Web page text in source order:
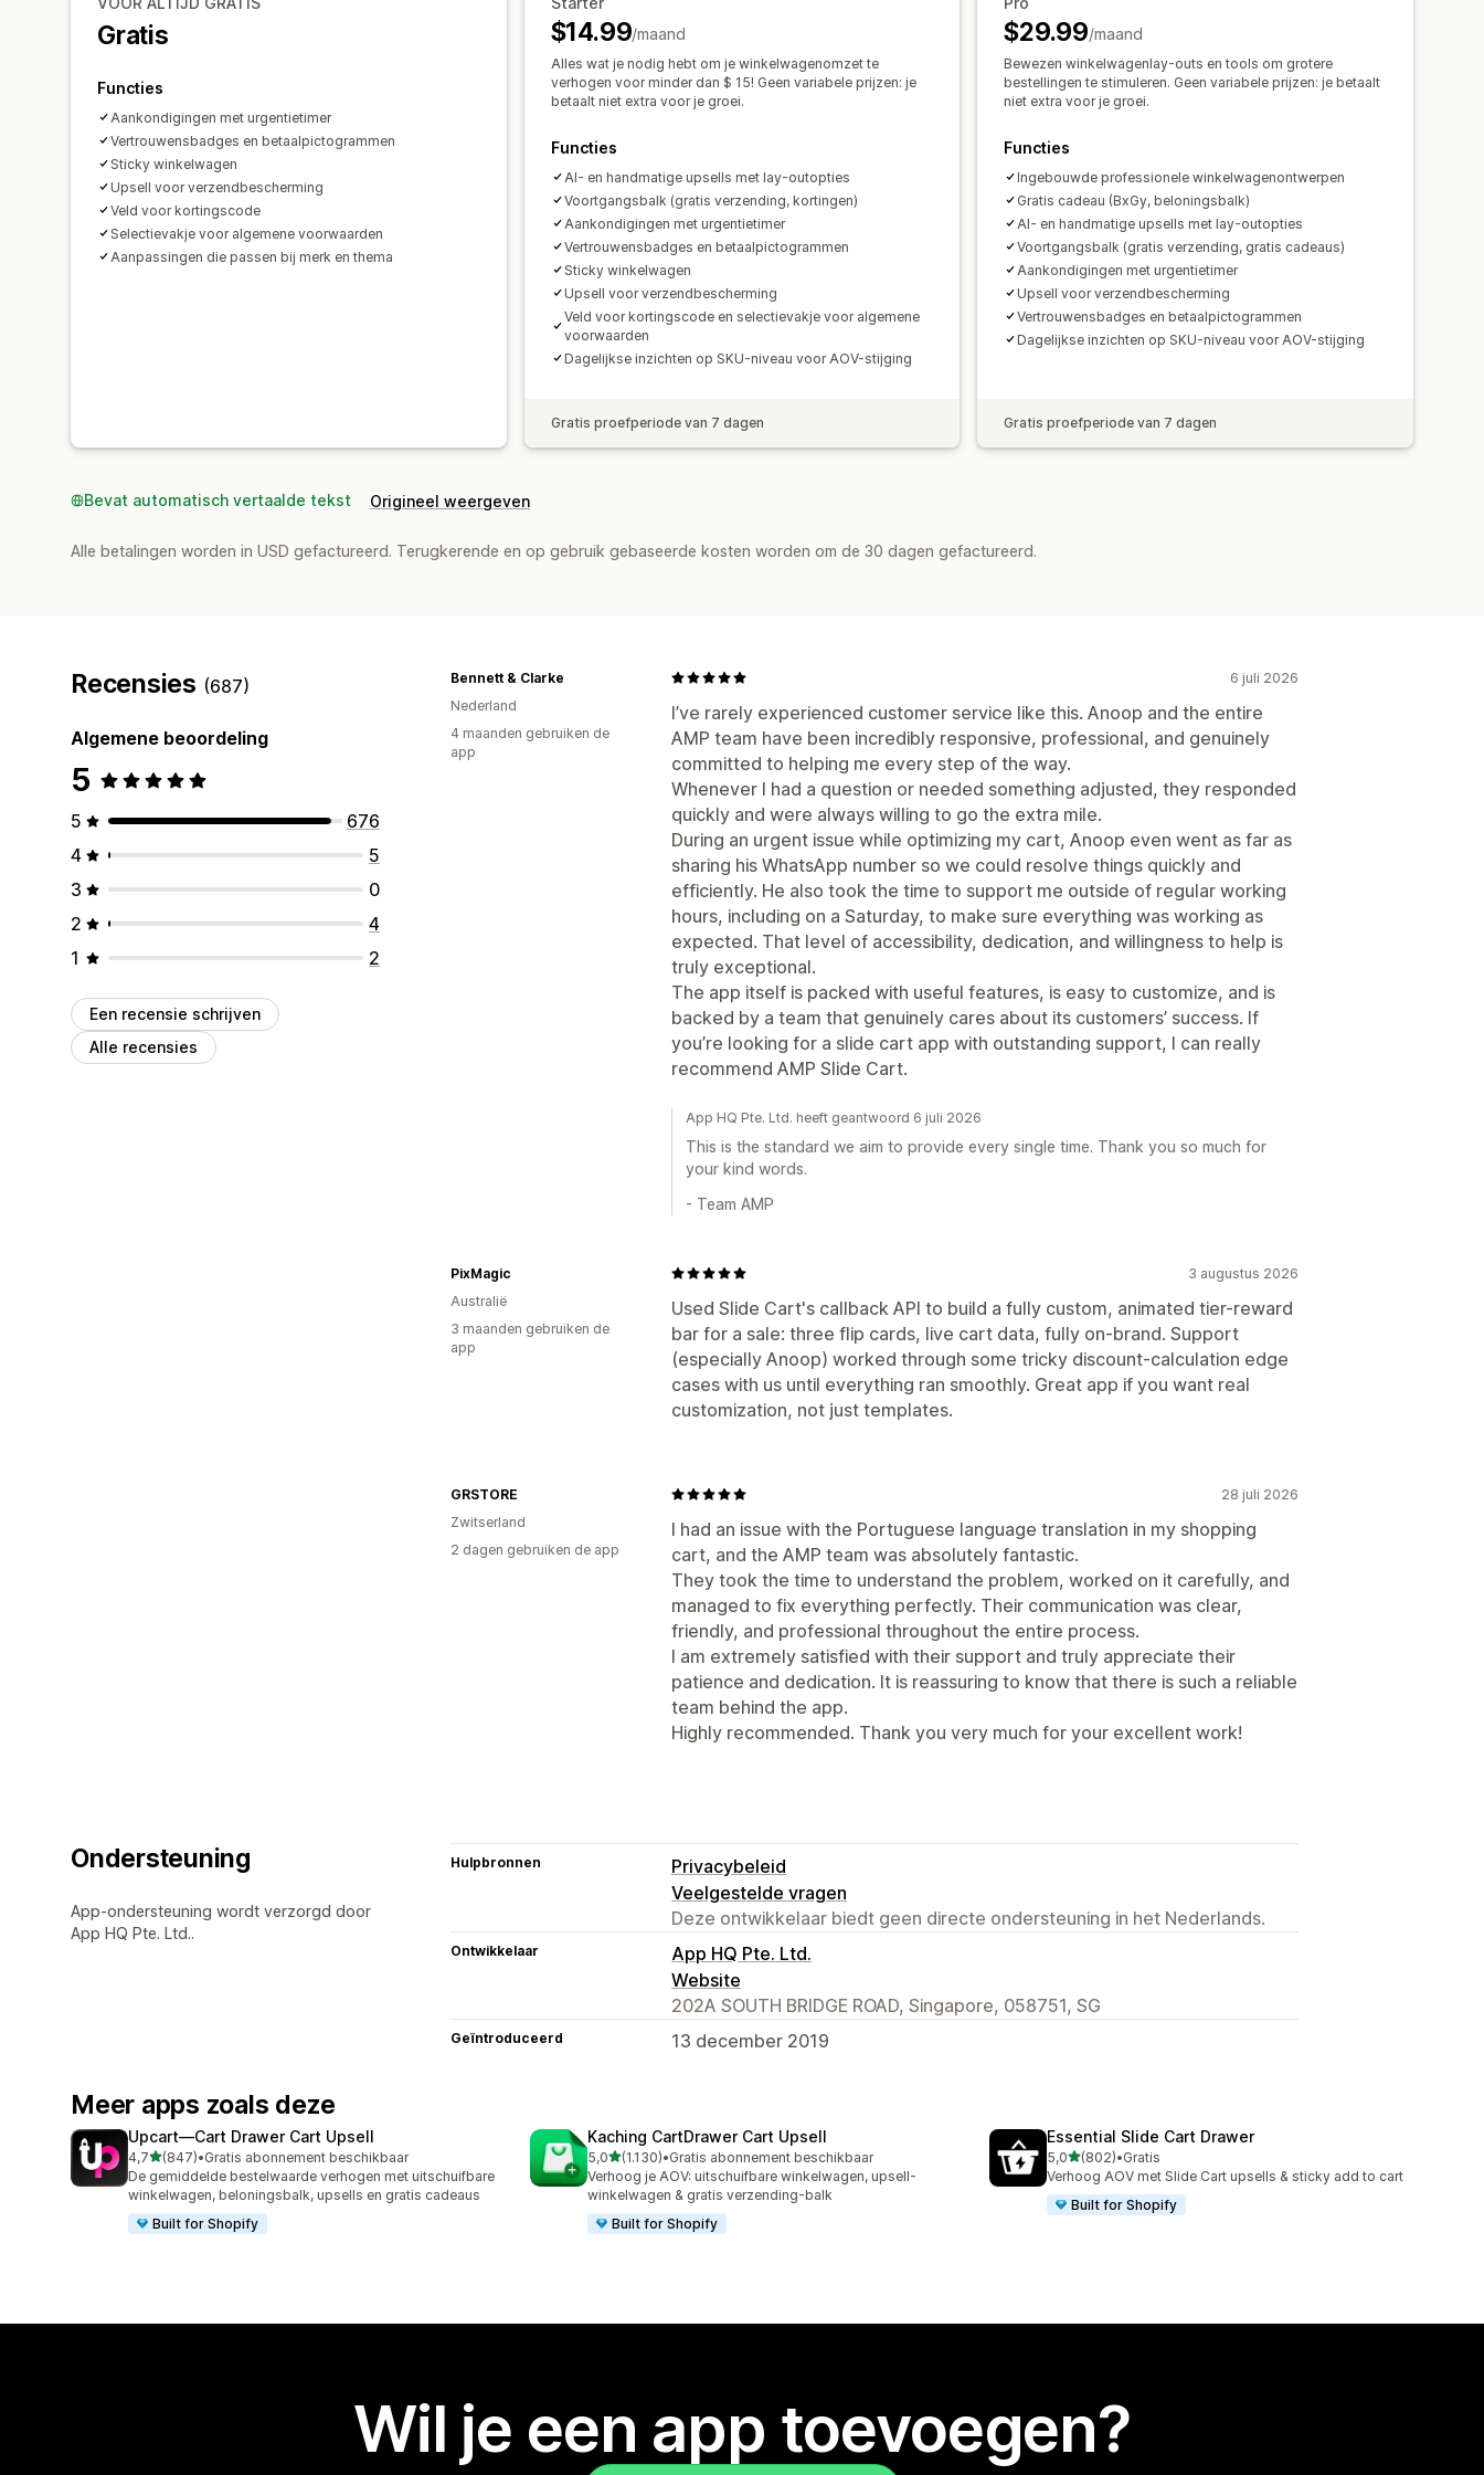
Bulkkortingen
Aangepaste opmerkingen
Automatische kortingen Upselling in één klik
Snelle checkout verbergen
Direct naar checkout Meerdere talen
Analytics
Doorklikpercentages Conversiepercentages
Gratis
Functies
Aankondigingen met urgentietimer
Vertrouwensbadges en betaalpictogrammen
Sticky winkelwagen
Upsell voor verzendbescherming
Veld voor kortingscode
Selectievakje voor algemene voorwaarden
Aanpassingen die passen bij merk en thema
$14.99/maand
Alles wat je nodig hebt om je winkelwagenomzet te
verhogen voor minder dan $ 15! Geen variabele prijzen: je
betaalt niet extra voor je groei.
Functies
AI- en handmatige upsells met lay-outopties
Voortgangsbalk (gratis verzending, kortingen)
Aankondigingen met urgentietimer
Vertrouwensbadges en betaalpictogrammen
Sticky winkelwagen
Upsell voor verzendbescherming
Veld voor kortingscode en selectievakje voor algemene
voorwaarden
Dagelijkse inzichten op SKU-niveau voor AOV-stijging
Gratis proefperiode van 7 dagen
$29.99/maand
Bewezen winkelwagenlay-outs en tools om grotere
bestellingen te stimuleren. Geen variabele prijzen: je betaalt
niet extra voor je groei.
Functies
Ingebouwde professionele winkelwagenontwerpen
Gratis cadeau (BxGy, beloningsbalk)
AI- en handmatige upsells met lay-outopties
Voortgangsbalk (gratis verzending, gratis cadeaus)
Aankondigingen met urgentietimer
Upsell voor verzendbescherming
Vertrouwensbadges en betaalpictogrammen
Dagelijkse inzichten op SKU-niveau voor AOV-stijging
Gratis proefperiode van 7 dagen
Bevat automatisch vertaalde tekst Origineel weergeven
Alle betalingen worden in USD gefactureerd. Terugkerende en op gebruik gebaseerde kosten worden om de 30 dagen gefactureerd.
Recensies (687)
Algemene beoordeling
5
5
676
4
5
3
0
2
4
1
2
Een recensie schrijven
Alle recensies
6 juli 2026
I’ve rarely experienced customer service like this. Anoop and the entire
AMP team have been incredibly responsive, professional, and genuinely
committed to helping me every step of the way.
Whenever I had a question or needed something adjusted, they responded
quickly and were always willing to go the extra mile.
During an urgent issue while optimizing my cart, Anoop even went as far as
sharing his WhatsApp number so we could resolve things quickly and
efficiently. He also took the time to support me outside of regular working
hours, including on a Saturday, to make sure everything was working as
expected. That level of accessibility, dedication, and willingness to help is
truly exceptional.
The app itself is packed with useful features, is easy to customize, and is
backed by a team that genuinely cares about its customers’ success. If
you’re looking for a slide cart app with outstanding support, I can really
recommend AMP Slide Cart.
Bennett & Clarke
Nederland
4 maanden gebruiken de
app
App HQ Pte. Ltd. heeft geantwoord 6 juli 2026
This is the standard we aim to provide every single time. Thank you so much for
your kind words.
- Team AMP
3 augustus 2026
Used Slide Cart's callback API to build a fully custom, animated tier-reward
bar for a sale: three flip cards, live cart data, fully on-brand. Support
(especially Anoop) worked through some tricky discount-calculation edge
cases with us until everything ran smoothly. Great app if you want real
customization, not just templates.
PixMagic
Australië
3 maanden gebruiken de
app
28 juli 2026
I had an issue with the Portuguese language translation in my shopping
cart, and the AMP team was absolutely fantastic.
They took the time to understand the problem, worked on it carefully, and
managed to fix everything perfectly. Their communication was clear,
friendly, and professional throughout the entire process.
I am extremely satisfied with their support and truly appreciate their
patience and dedication. It is reassuring to know that there is such a reliable
team behind the app.
Highly recommended. Thank you very much for your excellent work!
GRSTORE
Zwitserland
2 dagen gebruiken de app
Ondersteuning
App-ondersteuning wordt verzorgd door
App HQ Pte. Ltd..
Hulpbronnen
Privacybeleid
Veelgestelde vragen
Deze ontwikkelaar biedt geen directe ondersteuning in het Nederlands.
Ontwikkelaar
App HQ Pte. Ltd.
Website
202A SOUTH BRIDGE ROAD, Singapore, 058751, SG
Geïntroduceerd 13 december 2019
Meer apps zoals deze
Upcart—Cart Drawer Cart Upsell
4,7van 5 sterren
(847)
847 recensies in totaal
•Gratis abonnement beschikbaar
De gemiddelde bestelwaarde verhogen met uitschuifbare
winkelwagen, beloningsbalk, upsells en gratis cadeaus
Built for Shopify
Kaching CartDrawer Cart Upsell
5,0van 5 sterren
(1.130)
1130 recensies in totaal
•Gratis abonnement beschikbaar
Verhoog je AOV: uitschuifbare winkelwagen, upsell-
winkelwagen & gratis verzending-balk
Built for Shopify
Essential Slide Cart Drawer
5,0van 5 sterren
(802)
802 recensies in totaal
•Gratis
Verhoog AOV met Slide Cart upsells & sticky add to cart
Built for Shopify
Wil je een app toevoegen?